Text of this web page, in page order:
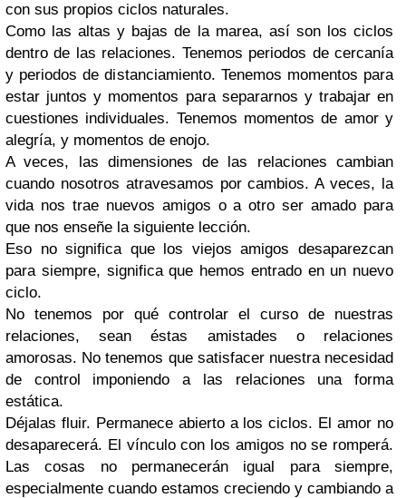
con sus propios ciclos naturales.
Como las altas y bajas de la marea, así son los ciclos
dentro de las relaciones. Tenemos periodos de cercanía
y periodos de distanciamiento. Tenemos momentos para
estar juntos y momentos para separarnos y trabajar en
cuestiones individuales. Tenemos momentos de amor y
alegría, y momentos de enojo.
A veces, las dimensiones de las relaciones cambian
cuando nosotros atravesamos por cambios. A veces, la
vida nos trae nuevos amigos o a otro ser amado para
que nos enseñe la siguiente lección.
Eso no significa que los viejos amigos desaparezcan
para siempre, significa que hemos entrado en un nuevo
ciclo.
No tenemos por qué controlar el curso de nuestras
relaciones, sean éstas amistades o relaciones
amorosas. No tenemos que satisfacer nuestra necesidad
de control imponiendo a las relaciones una forma
estática.
Déjalas fluir. Permanece abierto a los ciclos. El amor no
desaparecerá. El vínculo con los amigos no se romperá.
Las cosas no permanecerán igual para siempre,
especialmente cuando estamos creciendo y cambiando a